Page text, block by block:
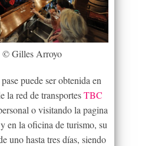
© Gilles Arroyo
puede ser obtenida en
la red de transportesTBC
o visitando la pagina
en la oficina de turismo, su
uno hasta tres días, siendo